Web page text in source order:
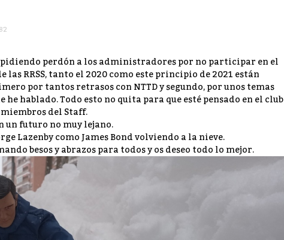
pidiendo perdón a los administradores por no participar en el
las RRSS, tanto el 2020 como este principio de 2021 están
por tantos retrasos con NTTD y segundo, por unos temas
hablado. Todo esto no quita para que esté pensado en el club
miembros del Staff.
un futuro no muy lejano.
Lazenby como James Bond volviendo a la nieve.
besos y abrazos para todos y os deseo todo lo mejor.